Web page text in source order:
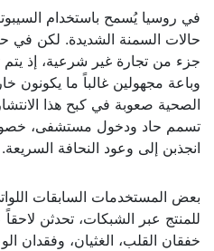
في روسيا يُسمح باستخدام
جزء من تجارة غير شرعية، إذ
وباعة مجهولين غالباً ما يكونون
الصحية صعوبة في كبح هذا
تسمم حاد ودخول مستشفى،
انجذبن إلى وعود النحافة السريعة.
بعض المستخدمات السابقات
للمنتج عبر الشبكات، تحدثن
خفقان القلب، الغثيان، وفقدان